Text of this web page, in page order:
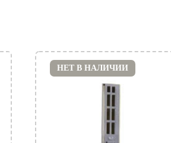
НЕТ В НАЛИЧИИ